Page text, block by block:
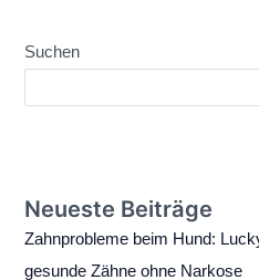
Suchen
Neueste Beiträge
Zahnprobleme beim Hund:
gesunde Zähne ohne Narkose